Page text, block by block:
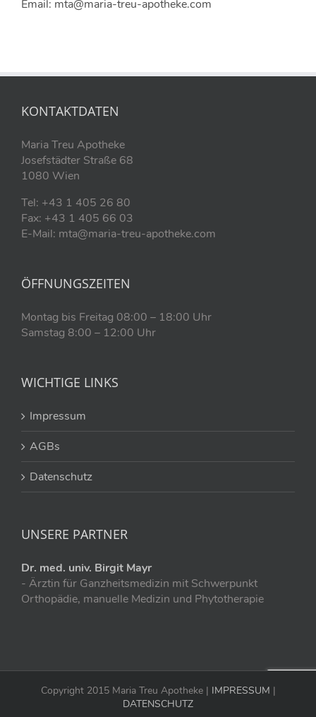
Email: mta@maria-treu-apotheke.com
KONTAKTDATEN
Maria Treu Apotheke
Josefstädter Straße 68
1080 Wien
Tel: +43 1 405 26 80
Fax: +43 1 405 66 03
E-Mail: mta@maria-treu-apotheke.com
ÖFFNUNGSZEITEN
Montag bis Freitag 08:00 – 18:00 Uhr
Samstag 8:00 – 12:00 Uhr
WICHTIGE LINKS
Impressum
AGBs
Datenschutz
UNSERE PARTNER
Dr. med. univ. Birgit Mayr
- Ärztin für Ganzheitsmedizin mit Schwerpunkt
Orthopädie, manuelle Medizin und Phytotherapie
Copyright 2015 Maria Treu Apotheke | IMPRESSUM |
DATENSCHUTZ